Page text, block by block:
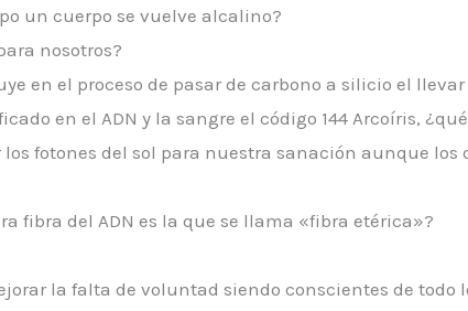
un cuerpo se vuelve alcalino?
nosotros?
en el proceso de pasar de carbono a silicio el
en el ADN y la sangre el código 144 Arcoíris,
los fotones del sol para nuestra sanación aunque
fibra del ADN es la que se llama «fibra etérica»?
la falta de voluntad siendo conscientes de todo